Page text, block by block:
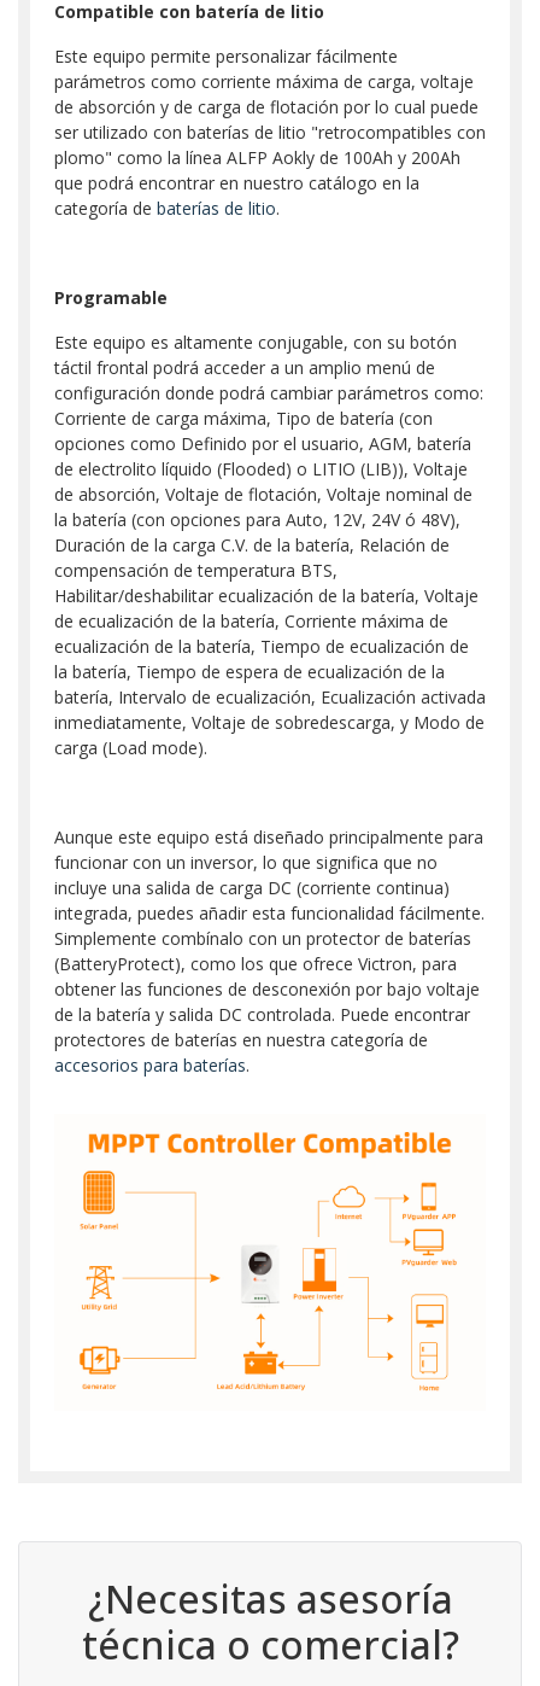
Compatible con batería de litio
Este equipo permite personalizar fácilmente
parámetros como corriente máxima de carga, voltaje
de absorción y de carga de flotación por lo cual puede
ser utilizado con baterías de litio "retrocompatibles con
plomo" como la línea ALFP Aokly de 100Ah y 200Ah
que podrá encontrar en nuestro catálogo en la
categoría de baterías de litio.
Programable
Este equipo es altamente conjugable, con su botón
táctil frontal podrá acceder a un amplio menú de
configuración donde podrá cambiar parámetros como:
Corriente de carga máxima, Tipo de batería (con
opciones como Definido por el usuario, AGM, batería
de electrolito líquido (Flooded) o LITIO (LIB)), Voltaje
de absorción, Voltaje de flotación, Voltaje nominal de
la batería (con opciones para Auto, 12V, 24V ó 48V),
Duración de la carga C.V. de la batería, Relación de
compensación de temperatura BTS,
Habilitar/deshabilitar ecualización de la batería, Voltaje
de ecualización de la batería, Corriente máxima de
ecualización de la batería, Tiempo de ecualización de
la batería, Tiempo de espera de ecualización de la
batería, Intervalo de ecualización, Ecualización activada
inmediatamente, Voltaje de sobredescarga, y Modo de
carga (Load mode).
Aunque este equipo está diseñado principalmente para
funcionar con un inversor, lo que significa que no
incluye una salida de carga DC (corriente continua)
integrada, puedes añadir esta funcionalidad fácilmente.
Simplemente combínalo con un protector de baterías
(BatteryProtect), como los que ofrece Victron, para
obtener las funciones de desconexión por bajo voltaje
de la batería y salida DC controlada. Puede encontrar
protectores de baterías en nuestra categoría de
accesorios para baterías.
¿Necesitas asesoría
técnica o comercial?